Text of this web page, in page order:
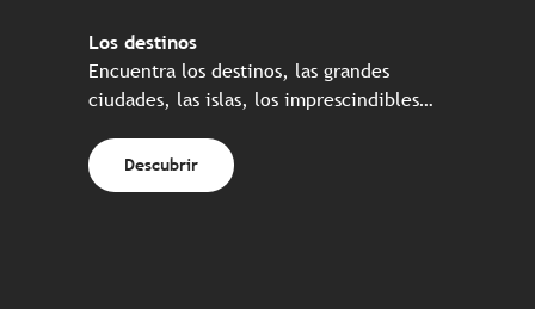
Los destinos
Encuentra los destinos, las grandes
ciudades, las islas, los imprescindibles…
Descubrir